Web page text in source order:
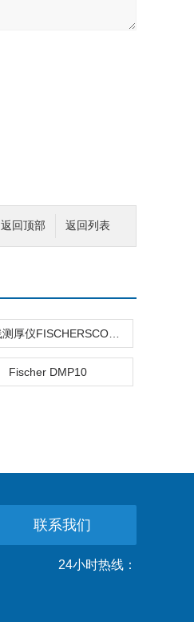
返回列表
返回顶部
Fischer DMP10
联系我们
24小时热线：